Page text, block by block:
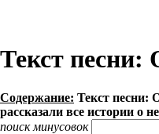
Текст песни:
Содержание: Текст песни:
рассказали все истории о
поиск минусовок